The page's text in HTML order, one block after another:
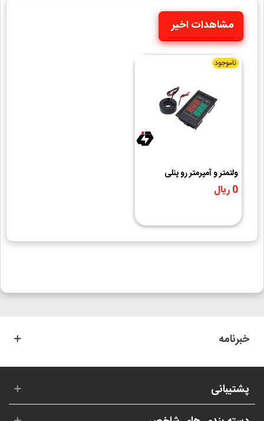
مشاهدات اخیر
ناموجود
ولتمتر و آمپرمتر رو پنلی
5035VA0 ریال
خبرنامه
پشتیبانی